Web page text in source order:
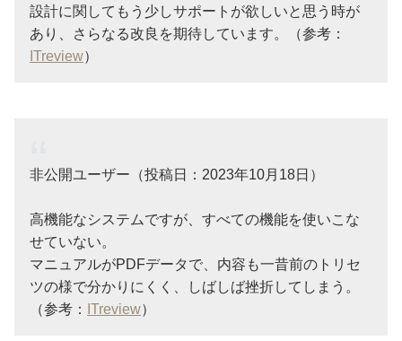
設計に関してもう少しサポートが欲しいと思う時が
あり、さらなる改良を期待しています。（参考：
ITreview）
非公開ユーザー（投稿日：2023年10月18日）
高機能なシステムですが、すべての機能を使いこな
せていない。
マニュアルがPDFデータで、内容も一昔前のトリセ
ツの様で分かりにくく、しばしば挫折してしまう。
（参考：
ITreview）